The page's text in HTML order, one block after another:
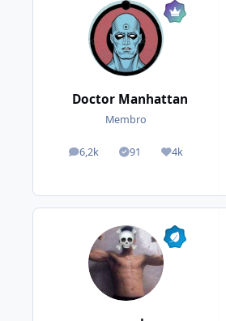
Doctor Manhattan
Membro
6,2k
posts 91
Tópicos solucionados
4k
Reputação